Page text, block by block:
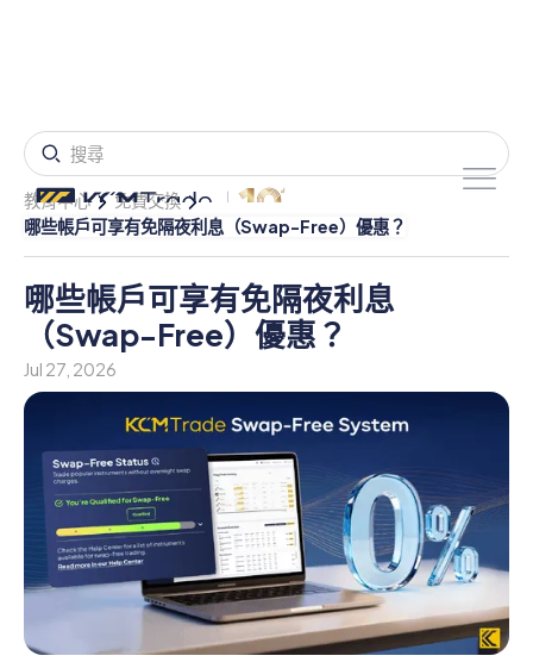
教育中心
免費交換
哪些帳戶可享有免隔夜利息（Swap-Free）優惠？
哪些帳戶可享有免隔夜利息
（Swap-Free）優惠？
Jul 27, 2026